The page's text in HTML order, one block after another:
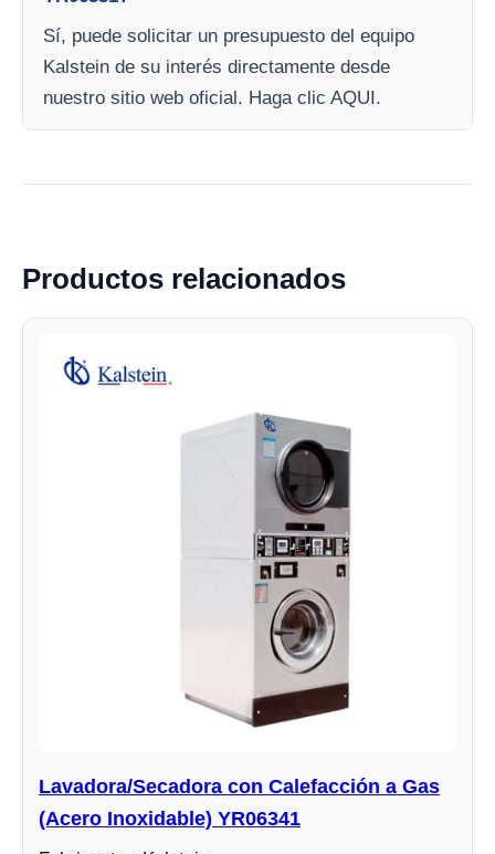
Sí, puede solicitar un presupuesto del equipo
Kalstein de su interés directamente desde
nuestro sitio web oficial. Haga clic AQUI.
Productos relacionados
Lavadora/Secadora con Calefacción a Gas
(Acero Inoxidable) YR06341